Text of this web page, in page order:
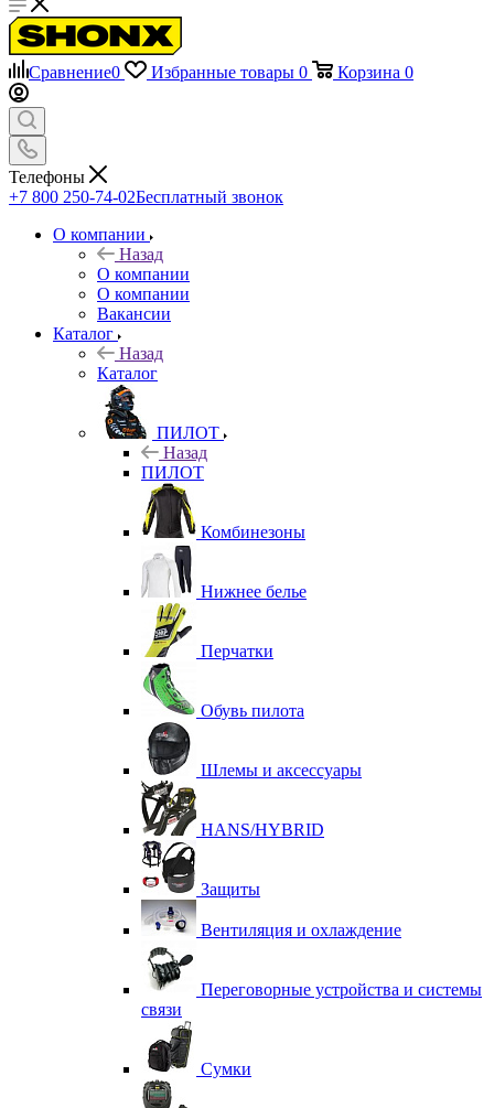
Сравнение0 Избранные товары 0 Корзина 0
Телефоны
+7 800 250-74-02Бесплатный звонок
О компании
Назад
О компании
О компании
Вакансии
Каталог
Назад
Каталог
ПИЛОТ
Назад
ПИЛОТ
Комбинезоны
Нижнее белье
Перчатки
Обувь пилота
Шлемы и аксессуары
HANS/HYBRID
Защиты
Вентиляция и охлаждение
Переговорные устройства и системы
связи
Сумки